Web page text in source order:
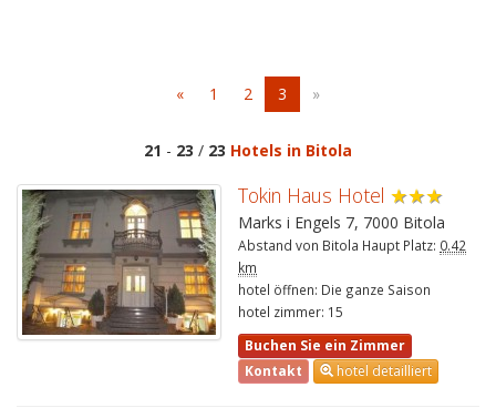
« 1 2 3 »
21 - 23 / 23 Hotels in Bitola
Tokin Haus Hotel ★★★
Marks i Engels 7, 7000 Bitola
Abstand von Bitola Haupt Platz: 0.42
km
hotel öffnen: Die ganze Saison
hotel zimmer: 15
Buchen Sie ein Zimmer
Kontakt
hotel detailliert